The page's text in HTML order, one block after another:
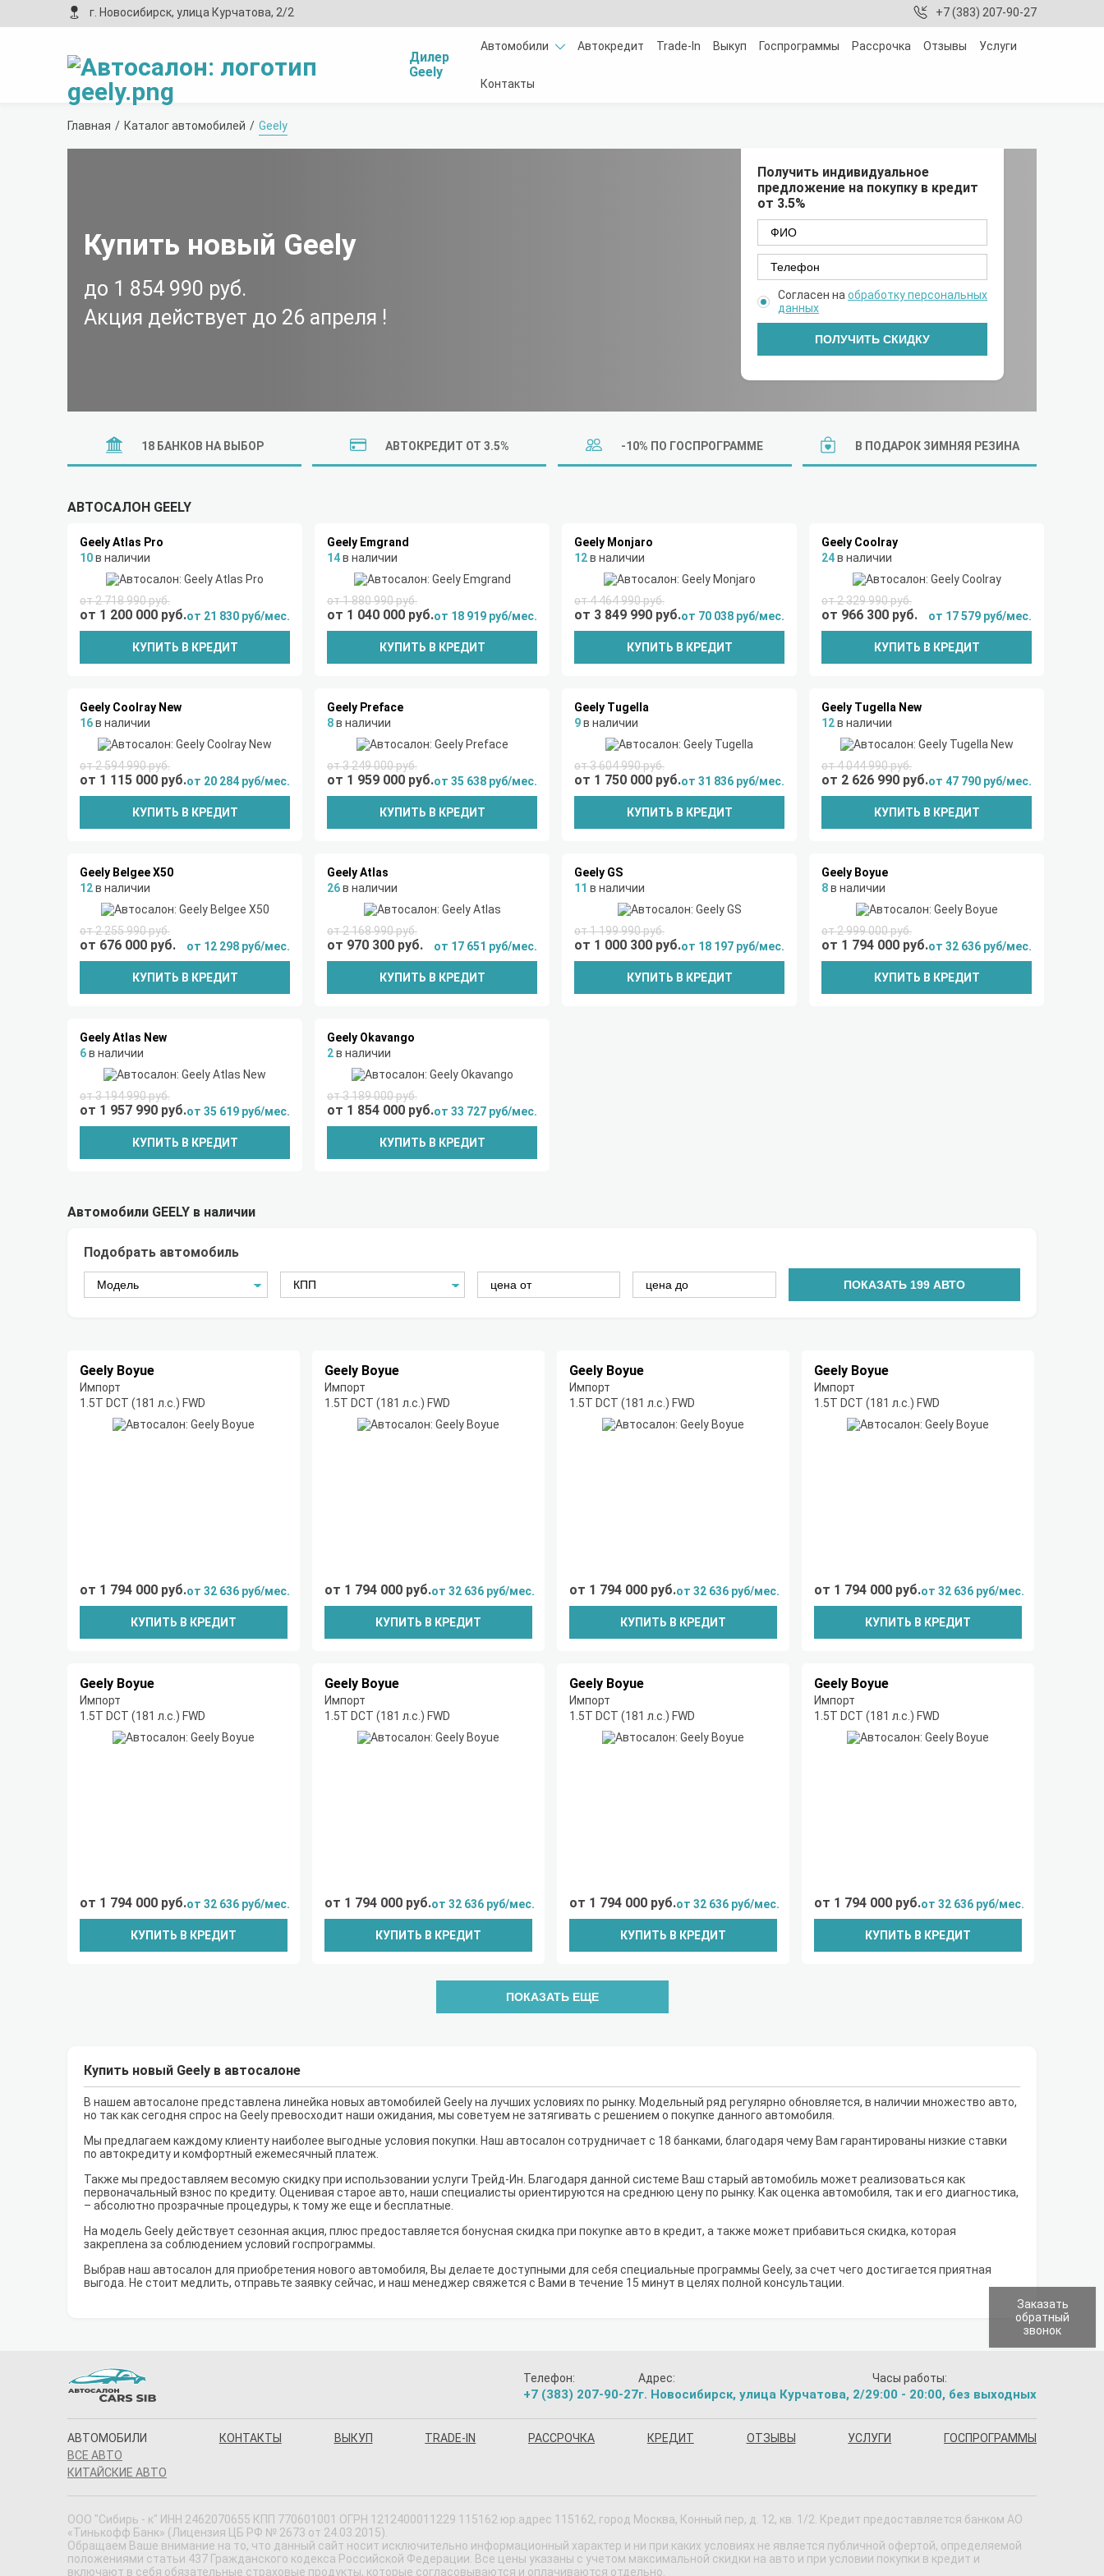
г. Новосибирск, улица Курчатова, 2/2 +7 (383) 207-90-27
Дилер
Geely
Автомобили Автокредит Trade-In Выкуп Госпрограммы Рассрочка Отзывы Услуги
Контакты
Главная Каталог автомобилей Geely
Купить новый Geely
до 1 854 990 руб.
Акция действует до 26 апреля !
Получить индивидуальное
предложение на покупку в кредит
от 3.5%
Согласен на обработку персональных
данных
ПОЛУЧИТЬ СКИДКУ
18 БАНКОВ НА ВЫБОР АВТОКРЕДИТ ОТ 3.5% -10% ПО ГОСПРОГРАММЕ В ПОДАРОК ЗИМНЯЯ РЕЗИНА
АВТОСАЛОН GEELY
Geely Atlas Pro
10в наличии
от 2 718 990 руб.
от 1 200 000 руб.от 21 830 руб/мес.
КУПИТЬ В КРЕДИТ
Geely Emgrand
14в наличии
от 1 880 990 руб.
от 1 040 000 руб.от 18 919 руб/мес.
КУПИТЬ В КРЕДИТ
Geely Monjaro
12в наличии
от 4 464 990 руб.
от 3 849 990 руб.от 70 038 руб/мес.
КУПИТЬ В КРЕДИТ
Geely Coolray
24в наличии
от 2 329 990 руб.
от 966 300 руб. от 17 579 руб/мес.
КУПИТЬ В КРЕДИТ
Geely Coolray New
16в наличии
от 2 594 990 руб.
от 1 115 000 руб.от 20 284 руб/мес.
КУПИТЬ В КРЕДИТ
Geely Preface
8в наличии
от 3 249 000 руб.
от 1 959 000 руб.от 35 638 руб/мес.
КУПИТЬ В КРЕДИТ
Geely Tugella
9в наличии
от 3 604 990 руб.
от 1 750 000 руб.от 31 836 руб/мес.
КУПИТЬ В КРЕДИТ
Geely Tugella New
12в наличии
от 4 044 990 руб.
от 2 626 990 руб.от 47 790 руб/мес.
КУПИТЬ В КРЕДИТ
Geely Belgee X50
12в наличии
от 2 255 990 руб.
от 676 000 руб. от 12 298 руб/мес.
КУПИТЬ В КРЕДИТ
Geely Atlas
26в наличии
от 2 168 990 руб.
от 970 300 руб. от 17 651 руб/мес.
КУПИТЬ В КРЕДИТ
Geely GS
11 в наличии
от 1 199 990 руб.
от 1 000 300 руб.от 18 197 руб/мес.
КУПИТЬ В КРЕДИТ
Geely Boyue
8в наличии
от 2 999 000 руб.
от 1 794 000 руб.от 32 636 руб/мес.
КУПИТЬ В КРЕДИТ
Geely Atlas New
6в наличии
от 3 194 990 руб.
от 1 957 990 руб.от 35 619 руб/мес.
КУПИТЬ В КРЕДИТ
Geely Okavango
2в наличии
от 3 189 000 руб.
от 1 854 000 руб.от 33 727 руб/мес.
КУПИТЬ В КРЕДИТ
Автомобили GEELY в наличии
Подобрать автомобиль
ПОКАЗАТЬ 199АВТО
Geely Boyue
Импорт
1.5T DCT (181 л.с.) FWD
от 1 794 000 руб.от 32 636 руб/мес.
КУПИТЬ В КРЕДИТ
Geely Boyue
Импорт
1.5T DCT (181 л.с.) FWD
от 1 794 000 руб.от 32 636 руб/мес.
КУПИТЬ В КРЕДИТ
Geely Boyue
Импорт
1.5T DCT (181 л.с.) FWD
от 1 794 000 руб.от 32 636 руб/мес.
КУПИТЬ В КРЕДИТ
Geely Boyue
Импорт
1.5T DCT (181 л.с.) FWD
от 1 794 000 руб.от 32 636 руб/мес.
КУПИТЬ В КРЕДИТ
Geely Boyue
Импорт
1.5T DCT (181 л.с.) FWD
от 1 794 000 руб.от 32 636 руб/мес.
КУПИТЬ В КРЕДИТ
Geely Boyue
Импорт
1.5T DCT (181 л.с.) FWD
от 1 794 000 руб.от 32 636 руб/мес.
КУПИТЬ В КРЕДИТ
Geely Boyue
Импорт
1.5T DCT (181 л.с.) FWD
от 1 794 000 руб.от 32 636 руб/мес.
КУПИТЬ В КРЕДИТ
Geely Boyue
Импорт
1.5T DCT (181 л.с.) FWD
от 1 794 000 руб.от 32 636 руб/мес.
КУПИТЬ В КРЕДИТ
ПОКАЗАТЬ ЕЩЕ
Купить новый Geely в автосалоне
В нашем автосалоне представлена линейка новых автомобилей Geely на лучших условиях по рынку. Модельный ряд регулярно обновляется, в наличии множество авто,
но так как сегодня спрос на Geely превосходит наши ожидания, мы советуем не затягивать с решением о покупке данного автомобиля.
Мы предлагаем каждому клиенту наиболее выгодные условия покупки. Наш автосалон сотрудничает с 18 банками, благодаря чему Вам гарантированы низкие ставки
по автокредиту и комфортный ежемесячный платеж.
Также мы предоставляем весомую скидку при использовании услуги Трейд-Ин. Благодаря данной системе Ваш старый автомобиль может реализоваться как
первоначальный взнос по кредиту. Оценивая старое авто, наши специалисты ориентируются на среднюю цену по рынку. Как оценка автомобиля, так и его диагностика,
– абсолютно прозрачные процедуры, к тому же еще и бесплатные.
На модель Geely действует сезонная акция, плюс предоставляется бонусная скидка при покупке авто в кредит, а также может прибавиться скидка, которая
закреплена за соблюдением условий госпрограммы.
Выбрав наш автосалон для приобретения нового автомобиля, Вы делаете доступными для себя специальные программы Geely, за счет чего достигается приятная
выгода. Не стоит медлить, отправьте заявку сейчас, и наш менеджер свяжется с Вами в течение 15 минут в целях полной консультации.
Телефон:
+7 (383) 207-90-27
Адрес:
г. Новосибирск, улица Курчатова, 2/2
Часы работы:
9:00 - 20:00, без выходных
АВТОМОБИЛИ
ВСЕ АВТО
КИТАЙСКИЕ АВТО
КОНТАКТЫ ВЫКУП TRADE-IN РАССРОЧКА КРЕДИТ ОТЗЫВЫ УСЛУГИ ГОСПРОГРАММЫ
ООО "Сибирь - к" ИНН 2462070655 КПП 770601001 ОГРН 1212400011229 115162 юр.адрес 115162, город Москва, Конный пер, д. 12, кв. 1/2. Кредит предоставляется банком АО
«Тинькофф Банк» (Лицензия ЦБ РФ № 2673 от 24.03.2015).
Обращаем Ваше внимание на то, что данный сайт носит исключительно информационный характер и ни при каких условиях не является публичной офертой, определяемой
положениями статьи 437 Гражданского кодекса Российской Федерации. Все цены указаны с учетом максимальной скидки на авто и при условии покупки в кредит и
включают в себя обязательные страховые продукты, которые согласовываются и оплачиваются отдельно.
Заказать
обратный
звонок